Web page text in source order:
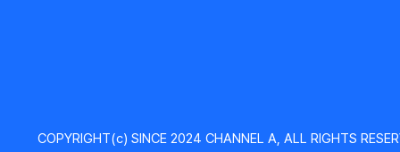
COPYRIGHT(c) SINCE 2024 CHANNEL A, ALL RIGHTS